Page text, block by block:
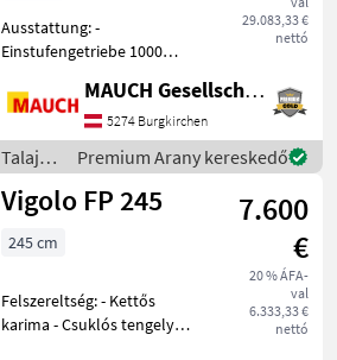
29.083,33 €
nettó
Ausstattung: -
Einstufengetriebe 1000
Höhenverstellung der
Walze - Messer pro Flansch:
6 - Frontscheiben -
Warntafel mit Beleuchtung
(LED
MAUCH Gesellschaft m.b.H. & Co.KG
5274 Burgkirchen
Talajművelő
gépek /
Vigolo
Premium Arany kereskedő
Vigolo FP 245
7.600
€
20 % ÁFA-
val
6.333,33 €
nettó
245 cm
Felszereltség: - Kettős
karima - Csuklós tengely